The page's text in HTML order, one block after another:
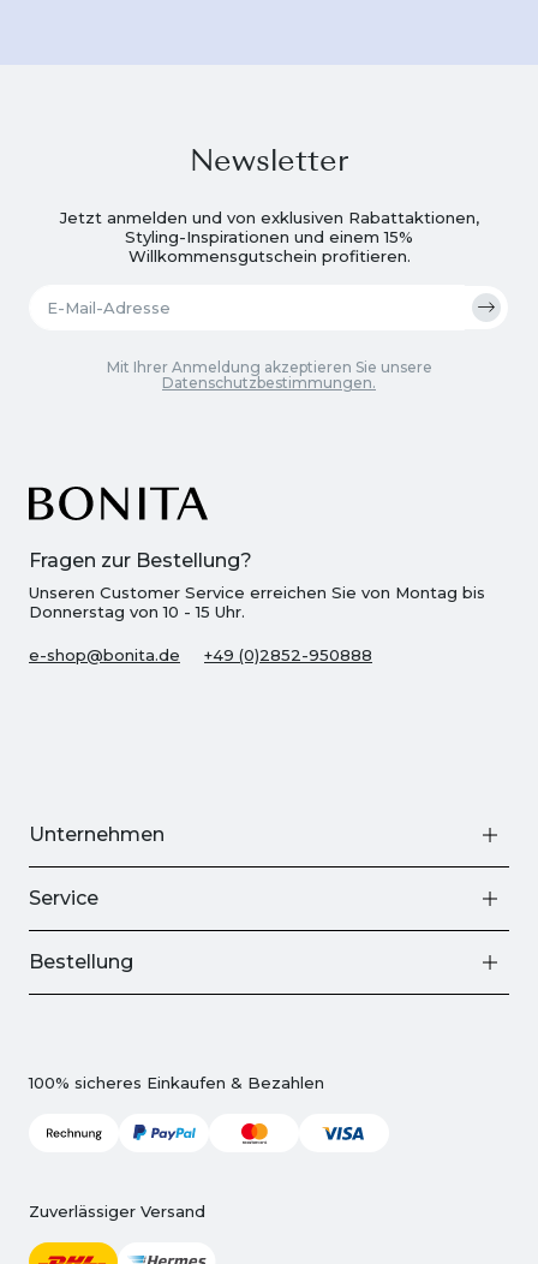
Fragen zur Bestellung?
Unseren Customer Service erreichen Sie von Montag bis
Donnerstag von 10 - 15 Uhr.
e-shop@bonita.de +49 (0)2852-950888
Newsletter
Jetzt anmelden und von exklusiven Rabattaktionen,
Styling-Inspirationen und einem 15%
Willkommensgutschein profitieren.
Mit Ihrer Anmeldung akzeptieren Sie unsere
Datenschutzbestimmungen.
Unternehmen
Service
Bestellung
100% sicheres Einkaufen & Bezahlen
Zuverlässiger Versand